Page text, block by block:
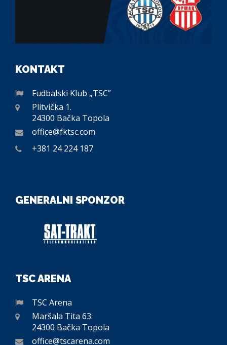
KONTAKT
Fudbalski Klub „TSC”
Plitvička 1.
24300 Bačka Topola
office@fktsc.com
+381 24 224 187
GENERALNI SPONZOR
TSC ARENA
TSC Arena
Maršala Tita 63.
24300 Bačka Topola
office@tscarena.com